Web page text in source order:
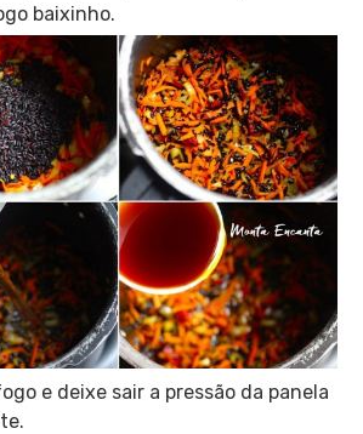
baixinho.
e deixe sair a pressão da panela